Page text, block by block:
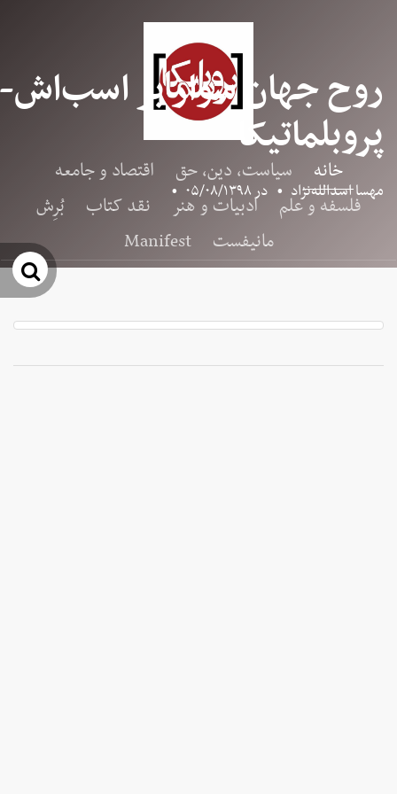
خانه سیاست، دین، حق
اقتصاد و جامعه
فلسفه و علم
ادبیات و هنر نقد کتاب
بُرِش
مانیفست
Manifest
روح جهان سوار بر اسب‌اش-
پروبلماتیکا
مهسا اسدالله‌نژاد • در۰۵/۰۸/۱۳۹۸ •